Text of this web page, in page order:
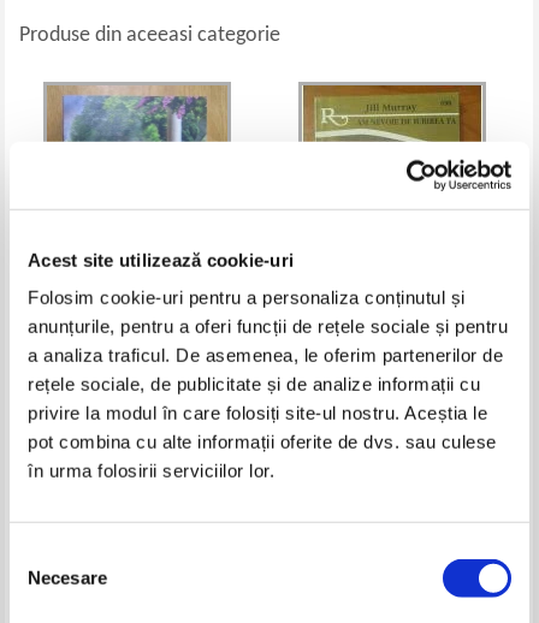
Acest site utilizează cookie-uri
Folosim cookie-uri pentru a personaliza conținutul și
anunțurile, pentru a oferi funcții de rețele sociale și pentru
a analiza traficul. De asemenea, le oferim partenerilor de
rețele sociale, de publicitate și de analize informații cu
privire la modul în care folosiți site-ul nostru. Aceștia le
pot combina cu alte informații oferite de dvs. sau culese
în urma folosirii serviciilor lor.
consimțământului
Necesare
Produse din aceeasi categorie
Vanessa Riley - Contele, fata si
copilul
Pret:10,00 Lei
Adaugă în coș
Jill Murray - Am nevoie de
iubirea ta
Pret: 9,00 Lei
Adaugă în coș